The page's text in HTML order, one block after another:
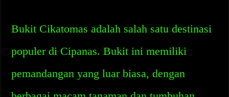
Bukit Cikatomas adalah salah satu destinasi
populer di Cipanas. Bukit ini memiliki
pemandangan yang luar biasa, dengan